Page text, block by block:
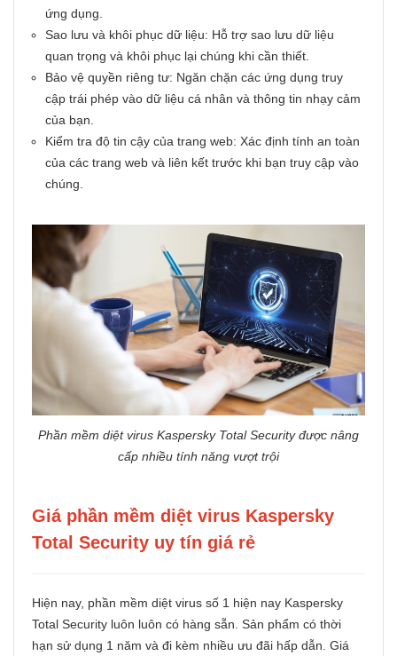
ứng dụng.
Sao lưu và khôi phục dữ liệu: Hỗ trợ sao lưu dữ liệu
quan trọng và khôi phục lại chúng khi cần thiết.
Bảo vệ quyền riêng tư: Ngăn chặn các ứng dụng truy
cập trái phép vào dữ liệu cá nhân và thông tin nhạy cảm
của bạn.
Kiểm tra độ tin cậy của trang web: Xác định tính an toàn
của các trang web và liên kết trước khi bạn truy cập vào
chúng.
Phần mềm diệt virus Kaspersky Total Security được nâng
cấp nhiều tính năng vượt trội
Giá phần mềm diệt virus Kaspersky
Total Security uy tín giá rẻ
Hiện nay, phần mềm diệt virus số 1 hiện nay Kaspersky
Total Security luôn luôn có hàng sẵn. Sản phẩm có thời
hạn sử dụng 1 năm và đi kèm nhiều ưu đãi hấp dẫn. Giá